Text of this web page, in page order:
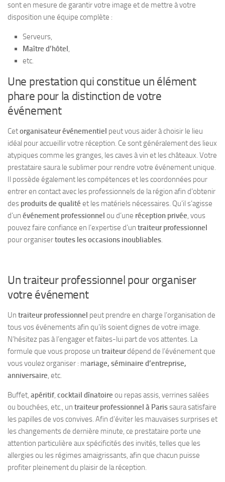
sont en mesure de garantir votre image et de mettre à votre
disposition une équipe complète :
Serveurs,
Maître d’hôtel,
etc.
Une prestation qui constitue un élément
phare pour la distinction de votre
événement
Cetorganisateur événementiel peut vous aider à choisir le lieu
idéal pour accueillir votre réception. Ce sont généralement des lieux
atypiques comme les granges, les caves à vin et les châteaux. Votre
prestataire saura le sublimer pour rendre votre événement unique.
Il possède également les compétences et les coordonnées pour
entrer en contact avec les professionnels de la région afin d’obtenir
des produits de qualité et les matériels nécessaires. Qu’il s’agisse
d’un événement professionnel ou d’une réception privée, vous
pouvez faire confiance en l’expertise d’un traiteur professionnel
pour organisertoutes les occasions inoubliables.
Un traiteur professionnel pour organiser
votre événement
Un traiteur professionnel peut prendre en charge l’organisation de
tous vos événements afin qu’ils soient dignes de votre image.
N’hésitez pas à l’engager et faites-lui part de vos attentes. La
formule que vous propose un traiteurdépend de l’événement que
vous voulez organiser : mariage, séminaire d’entreprise,
anniversaire, etc.
Buffet, apéritif, cocktail dînatoire ou repas assis, verrines salées
ou bouchées, etc., un traiteur professionnel à Parissaura satisfaire
les papilles de vos convives. Afin d’éviter les mauvaises surprises et
les changements de dernière minute, ce prestataire porte une
attention particulière aux spécificités des invités, telles que les
allergies ou les régimes amaigrissants, afin que chacun puisse
profiter pleinement du plaisir de la réception.